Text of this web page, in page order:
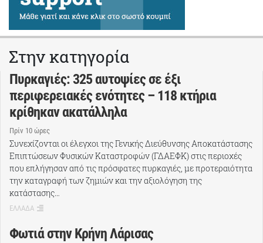
Στην κατηγορία
Πυρκαγιές: 325 αυτοψίες σε έξι
περιφερειακές ενότητες – 118 κτήρια
κρίθηκαν ακατάλληλα
Πρίν 10 ώρες
Συνεχίζονται οι έλεγχοι της Γενικής Διεύθυνσης Αποκατάστασης
Επιπτώσεων Φυσικών Καταστροφών (ΓΔΑΕΦΚ) στις περιοχές
που επλήγησαν από τις πρόσφατες πυρκαγιές, με προτεραιότητα
την καταγραφή των ζημιών και την αξιολόγηση της
κατάστασης…
ΕΛΛΑΔΑ
Φωτιά στην Κρήνη Λάρισας